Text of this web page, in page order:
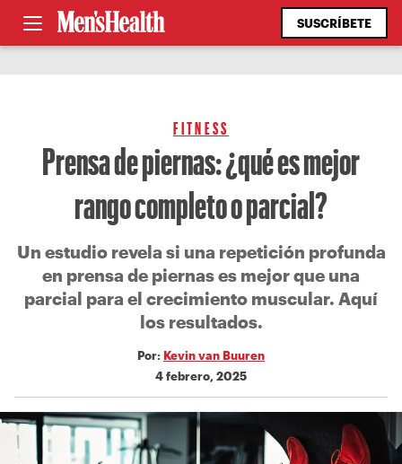
SUSCRÍBETE
FITNESS
Prensa de piernas: ¿qué es mejor
rango completo o parcial?
Un estudio revela si una repetición profunda
en prensa de piernas es mejor que una
parcial para el crecimiento muscular. Aquí
los resultados.
Por: Kevin van Buuren
4 febrero, 2025